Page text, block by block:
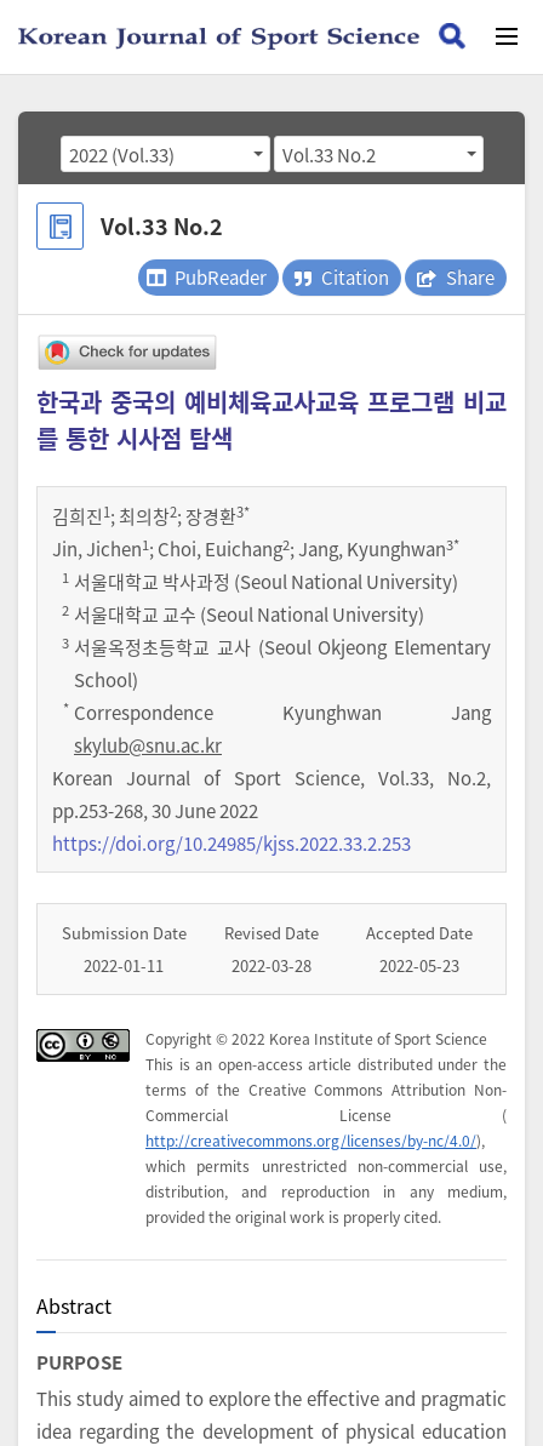
2022 (Vol.33) Vol.33 No.2
Vol.33 No.2
PubReader Citation Share
한국과 중국의 예비체육교사교육 프로그램 비교
를 통한 시사점 탐색
김희진1;최의창2;장경환3*
Jin, Jichen1; Choi, Euichang2; Jang, Kyunghwan3*
1 서울대학교 박사과정 (Seoul National University)
2 서울대학교 교수 (Seoul National University)
3 서울옥정초등학교 교사 (Seoul Okjeong Elementary
School)
* Correspondence Kyunghwan Jang
skylub@snu.ac.kr
Korean Journal of Sport Science, Vol.33, No.2,
pp.253-268,30 June 2022
https://doi.org/10.24985/kjss.2022.33.2.253
Submission Date
2022-01-11
Revised Date
2022-03-28
Accepted Date
2022-05-23
Copyright © 2022 Korea Institute of Sport Science
This is an open-access article distributed under the
terms of the Creative Commons Attribution Non-
Commercial License (
http://creativecommons.org/licenses/by-nc/4.0/),
which permits unrestricted non-commercial use,
distribution, and reproduction in any medium,
provided the original work is properly cited.
Abstract
PURPOSE
This study aimed to explore the effective and pragmatic
idea regarding the development of physical education